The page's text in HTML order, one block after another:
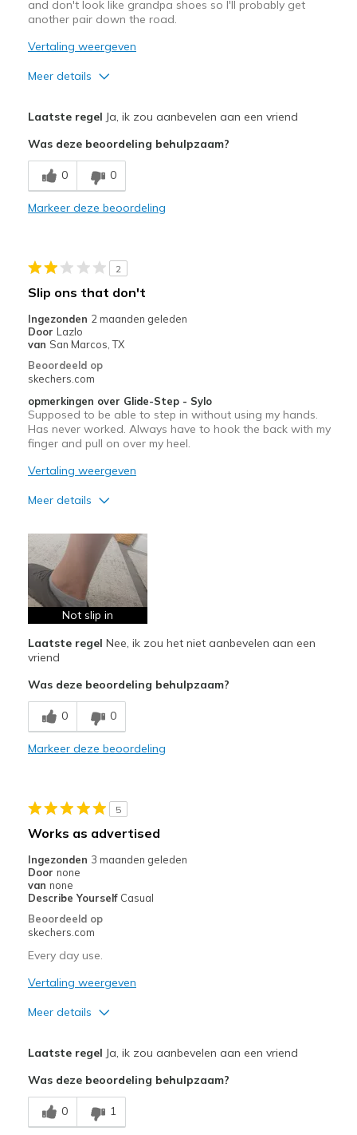
and don't look like grandpa shoes so I'll probably get
another pair down the road.
Vertaling weergeven
Meer details
Beste toepassingen
Casual Wear
View On Shoes
I'm Into Shoes
Laatste regel Ja, ik zou aanbevelen aan een vriend
Was deze beoordeling behulpzaam?
0 0
Markeer deze beoordeling
2
Slip ons that don't
Ingezonden 2 maanden geleden
Door Lazlo
van San Marcos, TX
Beoordeeld op
skechers.com
opmerkingen over Glide-Step - Sylo
Supposed to be able to step in without using my hands.
Has never worked. Always have to hook the back with my
finger and pull on over my heel.
Vertaling weergeven
Meer details
Sizing
Feels true to size
Not slip in
Laatste regel Nee, ik zou het niet aanbevelen aan een
vriend
Was deze beoordeling behulpzaam?
0 0
Markeer deze beoordeling
5
Works as advertised
Ingezonden 3 maanden geleden
Door none
van none
Describe Yourself Casual
Beoordeeld op
skechers.com
Every day use.
Vertaling weergeven
Meer details
Comfortable
Stylish
Laatste regel Ja, ik zou aanbevelen aan een vriend
Was deze beoordeling behulpzaam?
0 1